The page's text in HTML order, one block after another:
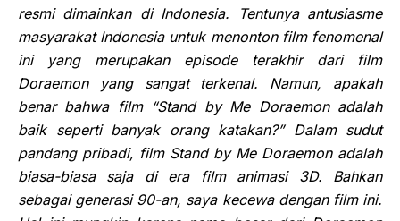
resmi dimainkan di Indonesia. Tentunya antusiasme
masyarakat Indonesia untuk menonton film fenomenal
ini yang merupakan episode terakhir dari film
Doraemon yang sangat terkenal. Namun, apakah
benar bahwa film “Stand by Me Doraemon adalah
baik seperti banyak orang katakan?” Dalam sudut
pandang pribadi, film Stand by Me Doraemon adalah
biasa-biasa saja di era film animasi 3D. Bahkan
sebagai generasi 90-an, saya kecewa dengan film ini.